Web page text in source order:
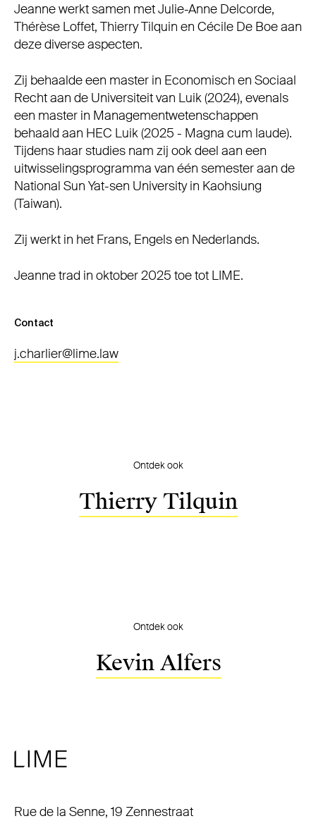
Jeanne werkt samen met Julie-Anne Delcorde,
Thérèse Loffet, Thierry Tilquin en Cécile De Boe aan
deze diverse aspecten.
Zij behaalde een master in Economisch en Sociaal
Recht aan de Universiteit van Luik (2024), evenals
een master in Managementwetenschappen
behaald aan HEC Luik (2025 - Magna cum laude).
Tijdens haar studies nam zij ook deel aan een
uitwisselingsprogramma van één semester aan de
National Sun Yat-sen University in Kaohsiung
(Taiwan).
Zij werkt in het Frans, Engels en Nederlands.
Jeanne trad in oktober 2025 toe tot LIME.
Contact
j.charlier@lime.law
Ontdek ook
Thierry Tilquin
Ontdek ook
Kevin Alfers
Adres
Rue de la Senne, 19 Zennestraat